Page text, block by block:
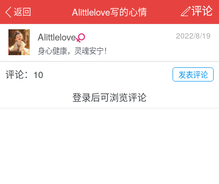
返回 评论
Alittlelove写的心情
Alittlelove
2022/8/19
身心健康，灵魂安宁！
发表评论
评论：10
登录后可浏览评论